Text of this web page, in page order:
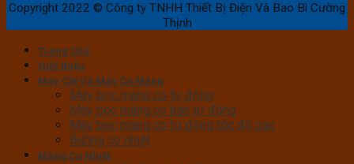
Copyright 2022 © Công ty TNHH Thiết Bị Điện Và Bao Bì Cường
Thịnh
Trang Chủ
Giới thiệu
Máy Cắt Và Máy Co Màng
Máy bọc màng co tự động
Máy bọc màng co bán tự động
Máy bọc màng co tự động tốc độ cao
Buồng co nhiệt
Màng Co Nhiệt